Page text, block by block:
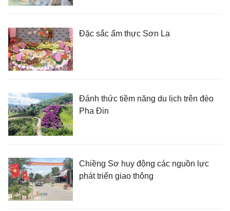
Đặc sắc ẩm thực Sơn La
Đánh thức tiềm năng du lịch trên đèo
Pha Đin
Chiềng Sơ huy động các nguồn lực
phát triển giao thông